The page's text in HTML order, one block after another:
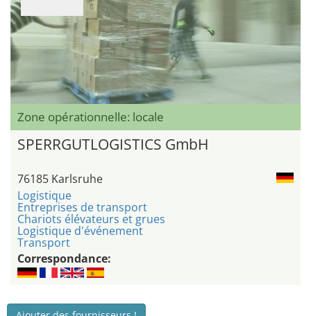
Zone opérationnelle: locale
SPERRGUTLOGISTICS GmbH
76185 Karlsruhe
Logistique
Entreprises de transport
Chariots élévateurs et grues
Logistique d'événement
Transport
Correspondance: